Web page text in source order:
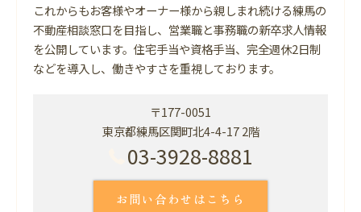
これからもお客様やオーナー様から親しまれ続ける練馬の
不動産相談窓口を目指し、営業職と事務職の新卒求人情報
を公開しています。住宅手当や資格手当、完全週休2日制
などを導入し、働きやすさを重視しております。
〒177-0051
東京都練馬区関町北4-4-17 2階
03-3928-8881
お問い合わせはこちら